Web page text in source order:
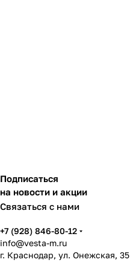
Подписаться
на новости и акции
Связаться с нами
+7 (928) 846-80-12
info@vesta-m.ru
г. Краснодар, ул. Онежская, 35